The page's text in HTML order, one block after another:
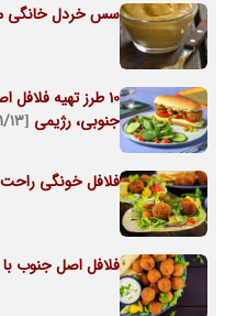
سس خردل خانگی
10 طرز تهیه
جنوبی، رژیمی [۱۴۰۵/۰۱/۱۳]
فلافل خونگی
فلافل اصل جنوب